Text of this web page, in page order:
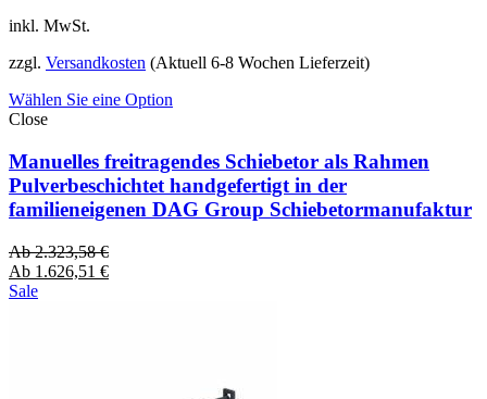
inkl. MwSt.
zzgl. Versandkosten (Aktuell 6-8 Wochen Lieferzeit)
Wählen Sie eine Option
Close
Manuelles freitragendes Schiebetor als Rahmen
Pulverbeschichtet handgefertigt in der
familieneigenen DAG Group Schiebetormanufaktur
Ab2.323,58€
Ab 1.626,51 €
Sale